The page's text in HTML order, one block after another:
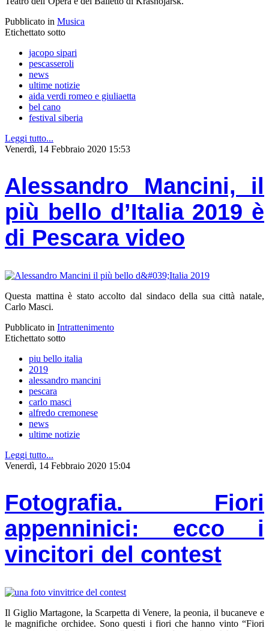
Pubblicato in Musica
Etichettato sotto
jacopo sipari
pescasseroli
news
ultime notizie
aida verdi romeo e giuliaetta
bel cano
festival siberia
Leggi tutto...
Venerdì, 14 Febbraio 2020 15:53
Alessandro Mancini, il
più bello d’Italia 2019 è
di Pescara video
Questa mattina è stato accolto dal sindaco della sua città natale,
Carlo Masci.
Pubblicato in Intrattenimento
Etichettato sotto
piu bello italia
2019
alessandro mancini
pescara
carlo masci
alfredo cremonese
news
ultime notizie
Leggi tutto...
Venerdì, 14 Febbraio 2020 15:04
Fotografia. Fiori
appenninici: ecco i
vincitori del contest
Il Giglio Martagone, la Scarpetta di Venere, la peonia, il bucaneve e
le magnifiche orchidee. Sono questi i fiori che hanno vinto “Fiori